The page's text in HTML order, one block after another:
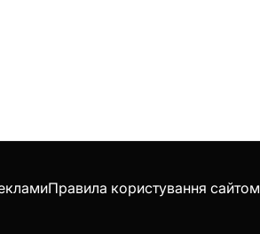
Правила користування сайтом